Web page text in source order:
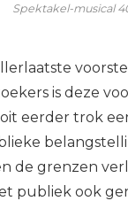
Spektakel-musical
is deze
eerder trok
de grenzen
publiek ook